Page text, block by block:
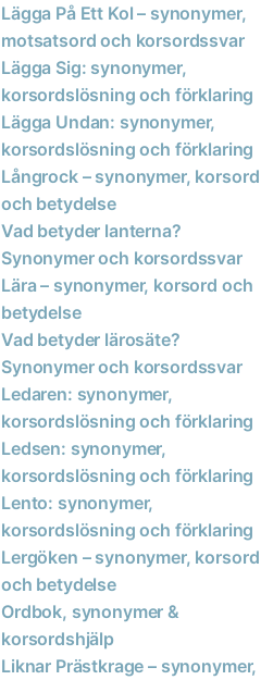
Lägga På Ett Kol – synonymer,
motsatsord och korsordssvar
Lägga Sig: synonymer,
korsordslösning och förklaring
Lägga Undan: synonymer,
korsordslösning och förklaring
Långrock – synonymer, korsord
och betydelse
Vad betyder lanterna?
Synonymer och korsordssvar
Lära – synonymer, korsord och
betydelse
Vad betyder lärosäte?
Synonymer och korsordssvar
Ledaren: synonymer,
korsordslösning och förklaring
Ledsen: synonymer,
korsordslösning och förklaring
Lento: synonymer,
korsordslösning och förklaring
Lergöken – synonymer, korsord
och betydelse
Ordbok, synonymer &
korsordshjälp
Liknar Prästkrage – synonymer,